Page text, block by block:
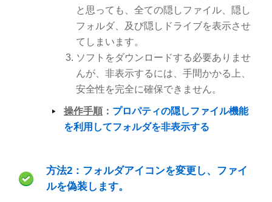
と思っても、全ての隠しファイル、隠し
フォルダ、及び隠しドライブを表示させ
てしまいます。
ソフトをダウンロードする必要ありませ
んが、非表示するには、手間かかる上、
安全性を完全に確保できません。
操作手順 ： プロパティの隠しファイル機能
を利用してフォルダを非表示する
方法2：フォルダアイコンを変更し、ファイ
ルを偽装します。